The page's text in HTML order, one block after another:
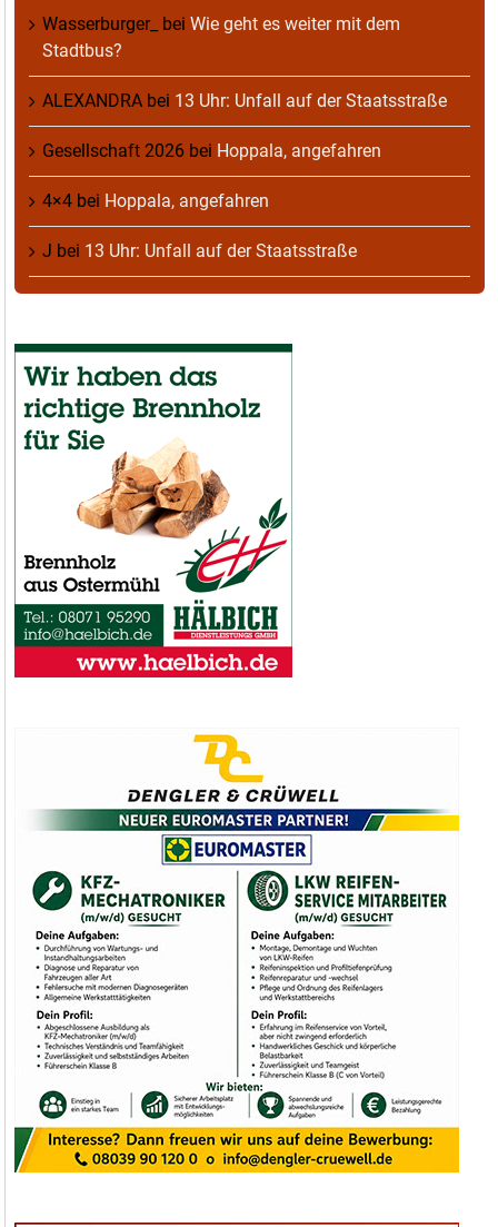
Wasserburger_ bei Wie geht es weiter mit dem
Stadtbus?
ALEXANDRA bei 13 Uhr: Unfall auf der Staatsstraße
Gesellschaft 2026 bei Hoppala, angefahren
4×4 bei Hoppala, angefahren
J bei 13 Uhr: Unfall auf der Staatsstraße